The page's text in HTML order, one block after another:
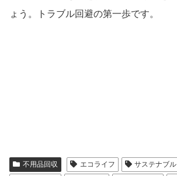
ょう。トラブル回避の第一歩です。
不用品回収 エコライフ サステナブル